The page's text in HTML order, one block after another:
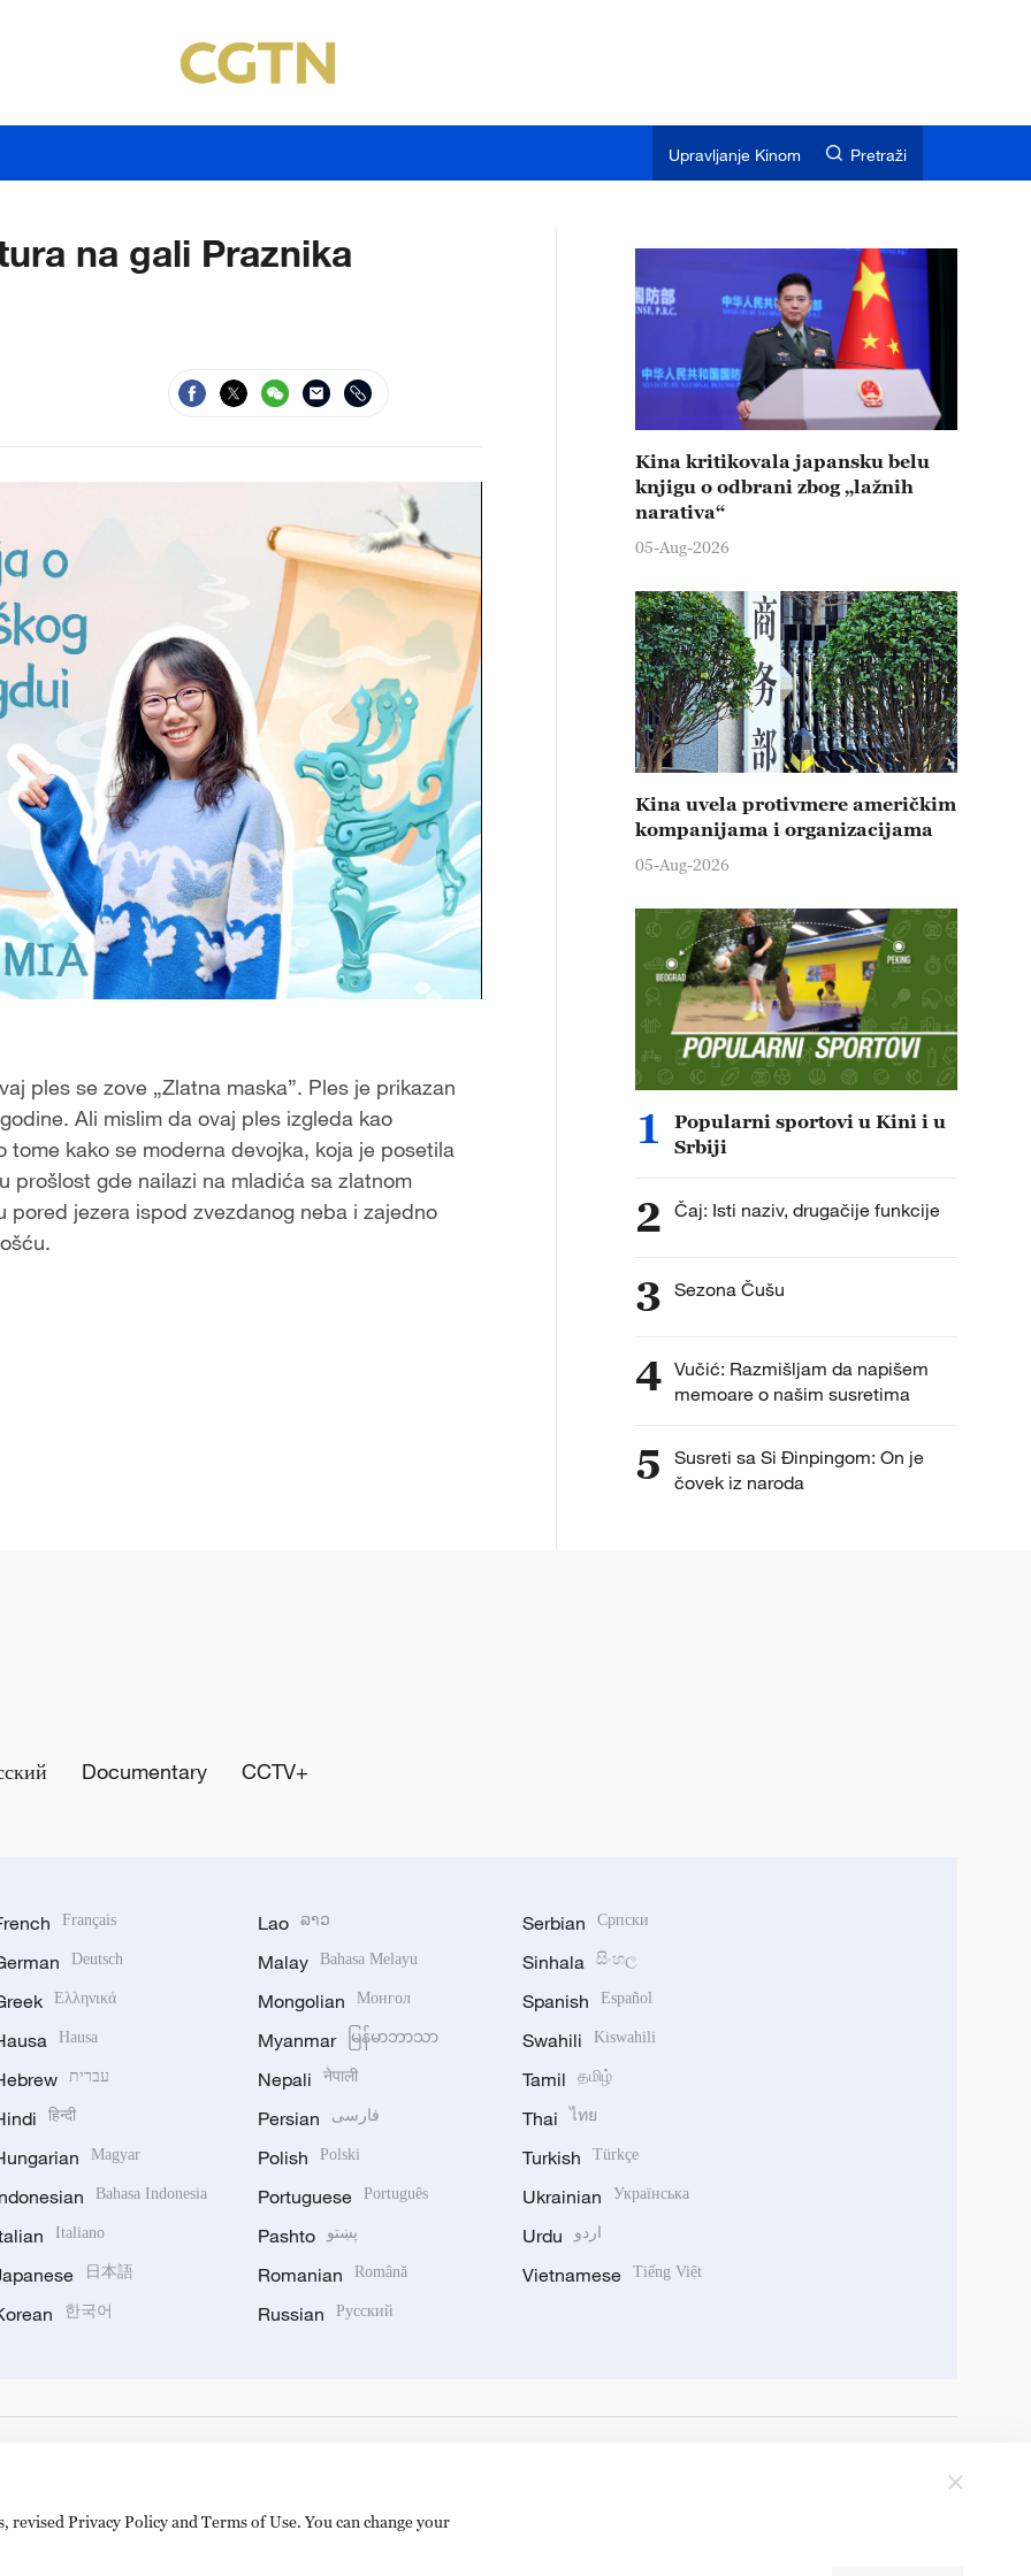
Upravljanje Kinom Pretraži
na gali Praznika
ples se zove „Zlatna maska”. Ples je prikazan
Ali mislim da ovaj ples izgleda kao
kako se moderna devojka, koja je posetila
prošlost gde nailazi na mladića sa zlatnom
jezera ispod zvezdanog neba i zajedno
Kina kritikovala japansku belu
knjigu o odbrani zbog „lažnih
narativa“
05-Aug-2026
Kina uvela protivmere američkim
kompanijama i organizacijama
05-Aug-2026
1
Popularni sportovi u Kini i u
Srbiji
2 Čaj: Isti naziv, drugačije funkcije
3 Sezona Čušu
4 Vučić: Razmišljam da napišem
memoare o našim susretima
5
Susreti sa Si Đinpingom: On je
čovek iz naroda
Documentary CCTV+
Français
Deutsch
Ελληνικά
Hausa
עברית
हिन्दी
Magyar
Bahasa Indonesia
Italiano
日本語
한국어
Lao ລາວ
Malay Bahasa Melayu
Mongolian Монгол
Myanmar မြန်မာဘာသာ
Nepali नेपाली
Persian فارسی
Polish Polski
Portuguese Português
Pashto پښتو
Romanian Română
Russian Русский
Serbian Српски
Sinhala සිංහල
Spanish Español
Swahili Kiswahili
Tamil தமிழ்
Thai ไทย
Turkish Türkçe
Ukrainian Українська
Urdu اردو
Vietnamese Tiếng Việt
Privacy Policy and Terms of Use. You can change your